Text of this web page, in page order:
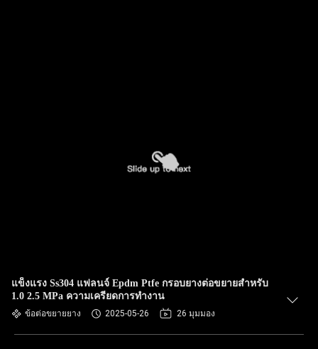
แข็งแรง Ss304 แฟลนจ์ Epdm Ptfe กรอบยางต่อขยายสําหรับ
1.0 2.5 MPa ความเครียดการทํางาน
ข้อต่อขยายยาง 2025-05-26 26 มุมมอง